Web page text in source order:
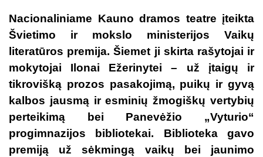
Nacionaliniame Kauno dramos teatre įteikta
Švietimo ir mokslo ministerijos Vaikų
literatūros premija. Šiemet ji skirta rašytojai ir
mokytojai Ilonai Ežerinytei – už įtaigų ir
tikrovišką prozos pasakojimą, puikų ir gyvą
kalbos jausmą ir esminių žmogiškų vertybių
perteikimą bei Panevėžio „Vyturio“
progimnazijos bibliotekai. Biblioteka gavo
premiją už sėkmingą vaikų bei jaunimo